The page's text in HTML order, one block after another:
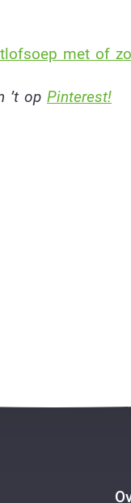
met of
’t op Pinterest!